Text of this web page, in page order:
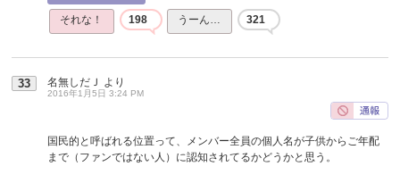
それな！ 198 うーん… 321
33 名無しだＪ より
2016年1月5日 3:24 PM
国民的と呼ばれる位置って、メンバー全員の個人名が子供からご年配
まで（ファンではない人）に認知されてるかどうかと思う。